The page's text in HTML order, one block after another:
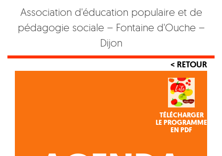
Association d'éducation populaire et de
pédagogie sociale – Fontaine d'Ouche –
Dijon
< RETOUR
TÉLÉCHARGER
LE PROGRAMME
EN PDF